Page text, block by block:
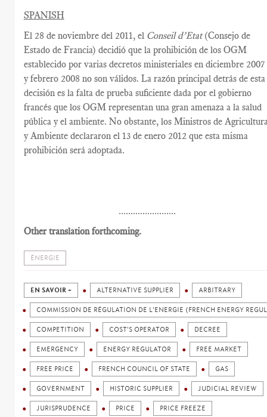
SPANISH
El 28 de noviembre del 2011, el Conseil d’Etat(Consejo de
Estado de Francia) decidió que la prohibición de los OGM
establecido por varias decretos ministeriales en diciembre 2007
y febrero 2008 no son válidos. La razón principal detrás de esta
decisión es la falta de prueba suficiente dada por el gobierno
francés que los OGM representan una gran amenaza a la salud
pública y el ambiente. No obstante, los Ministros de
y Ambiente declararon el 13 de enero 2012 que esta misma
prohibición será adoptada.
........................
Other translation forthcoming.
ÉNERGIE
EN SAVOIR + ALTERNATIVE SUPPLIER ARBITRARY
COMMISSION DE RÉGULATION DE L'ENERGIE (FRENCH ENERGY
COMPETITION COST'S OPERATOR DECREE
EMERGENCY ENERGY REGULATOR FREE MARKET
FREE PRICE FRENCH COUNCIL OF STATE GAS
GOVERNMENT HISTORIC SUPPLIER JUDICIAL REVIEW
JURISPRUDENCE PRICE PRICE FREEZE